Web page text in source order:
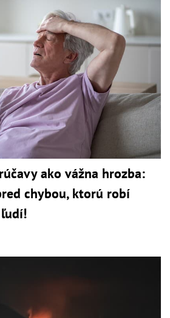
ako vážna hrozba:
chybou, ktorú robí